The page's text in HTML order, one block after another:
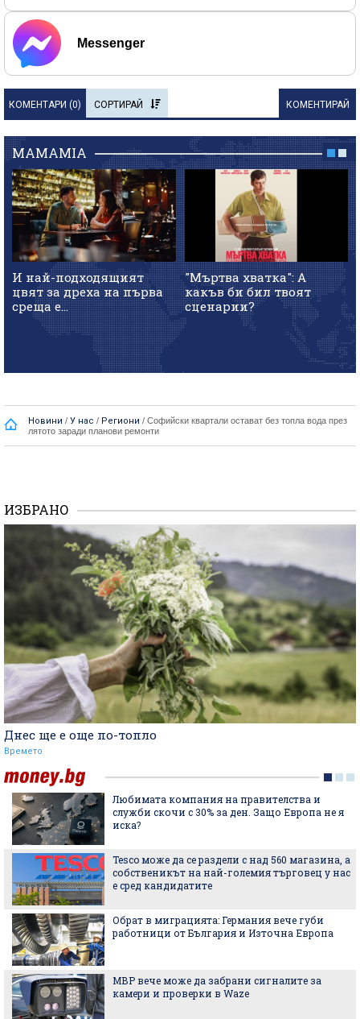
Messenger
КОМЕНТАРИ (0) СОРТИРАЙ КОМЕНТИРАЙ
MAMAMIA
И най-подходящият
цвят за дреха на първа
среща е...
"Мъртва хватка": А
какъв би бил твоят
сценарии?
Новини / У нас / Региони / Софийски квартали остават без топла вода през
лятото заради планови ремонти
ИЗБРАНО
Днес ще е още по-топло
Времето
Любимата компания на правителства и
служби скочи с 30% за ден. Защо Европа не я
иска?
Tesco може да се раздели с над 560 магазина, а
собственикът на най-големия търговец у нас
е сред кандидатите
Обрат в миграцията: Германия вече губи
работници от България и Източна Европа
МВР вече може да забрани сигналите за
камери и проверки в Waze